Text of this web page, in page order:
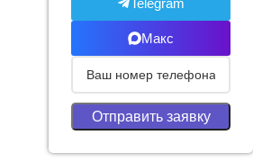
Telegram
Макс